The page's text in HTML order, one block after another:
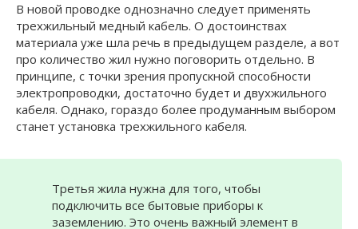
В новой проводке однозначно следует применять
трехжильный медный кабель. О достоинствах
материала уже шла речь в предыдущем разделе, а вот
про количество жил нужно поговорить отдельно. В
принципе, с точки зрения пропускной способности
электропроводки, достаточно будет и двухжильного
кабеля. Однако, гораздо более продуманным выбором
станет установка трехжильного кабеля.
Третья жила нужна для того, чтобы
подключить все бытовые приборы к
заземлению. Это очень важный элемент в